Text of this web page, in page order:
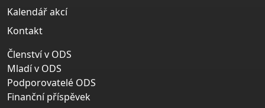
Kalendář akcí
Kontakt
Členství v ODS
Mladí v ODS
Podporovatelé ODS
Finanční příspěvek